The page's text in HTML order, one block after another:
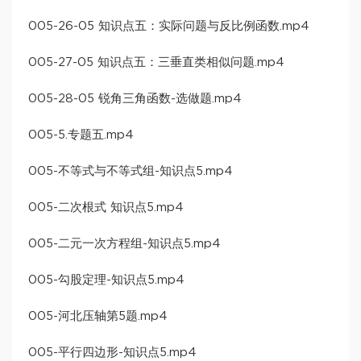
005-26-05 知识点五：实际问题与反比例函数.mp4
005-27-05 知识点五：三垂直类相似问题.mp4
005-28-05 锐角三角函数-选做题.mp4
005-5.专题五.mp4
005-不等式与不等式组-知识点5.mp4
005-二次根式 知识点5.mp4
005-二元一次方程组-知识点5.mp4
005-勾股定理-知识点5.mp4
005-河北压轴第5题.mp4
005-平行四边形-知识点5.mp4